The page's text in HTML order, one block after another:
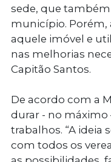
sede, que
município. Porém,
aquele imóvel e
nas melhorias
Capitão Santos.
De acordo com a
durar - no máximo
trabalhos. “A ideia
com todos os